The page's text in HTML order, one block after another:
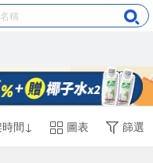
間↓ 圖表 篩選